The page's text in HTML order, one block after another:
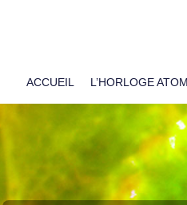
ACCUEIL L’HORLOGE